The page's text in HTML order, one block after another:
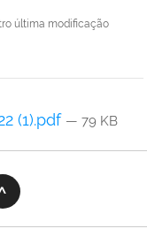
última modificação
(1).pdf — 79 KB